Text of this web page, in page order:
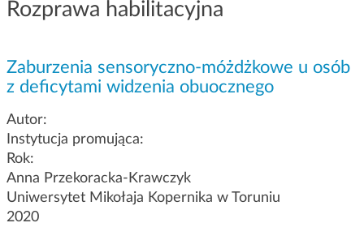
a
Rozprawa habilitacyjna
Zaburzenia sensoryczno-móżdżkowe u osób
z deficytami widzenia obuocznego
Autor:
Instytucja promująca:
Rok:
Anna Przekoracka-Krawczyk
Uniwersytet Mikołaja Kopernika w Toruniu
2020